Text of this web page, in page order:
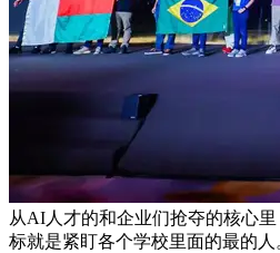
从AI人才的和企业们抢夺的核心
标就是紧盯各个学校里面的最的